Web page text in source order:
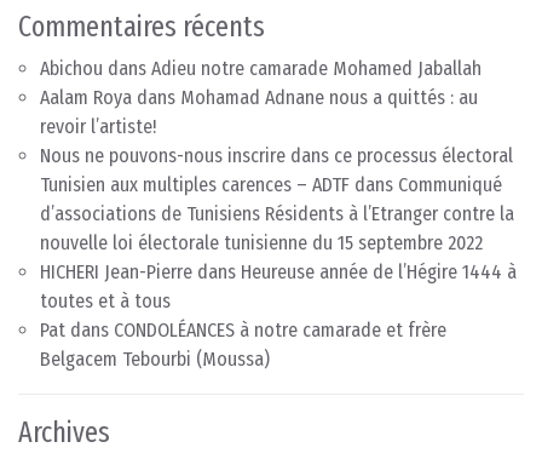
Commentaires récents
Abichou dans Adieu notre camarade Mohamed Jaballah
Aalam Roya dans Mohamad Adnane nous a quittés : au
revoir l’artiste!
Nous ne pouvons-nous inscrire dans ce processus électoral
Tunisien aux multiples carences – ADTF dans Communiqué
d’associations de Tunisiens Résidents à l’Etranger contre la
nouvelle loi électorale tunisienne du 15 septembre 2022
HICHERI Jean-Pierre dans Heureuse année de l’Hégire 1444 à
toutes et à tous
Pat dans CONDOLÉANCES à notre camarade et frère
Belgacem Tebourbi (Moussa)
Archives